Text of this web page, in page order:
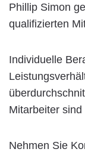
Phillip Simon
qualifizierten
Individuelle
Mitarbeiter
Nehmen Sie